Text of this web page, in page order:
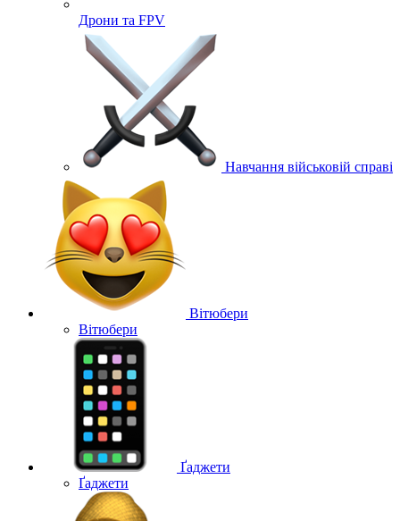
Дрони та FPV
Навчання військовій справі
Вітюбери
Вітюбери
Ґаджети
Ґаджети